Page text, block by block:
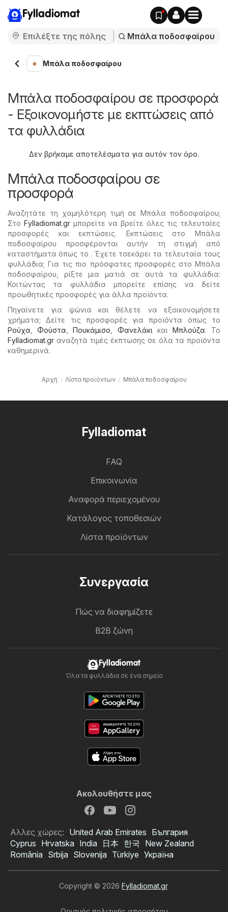
Fylladiomat
Μπάλα ποδοσφαίρου
Μπάλα ποδοσφαίρου σε προσφορά
- Εξοικονομήστε με εκπτώσεις από
τα φυλλάδια
Δεν βρήκαμε αποτελέσματα για αυτόν τον όρο.
Μπάλα ποδοσφαίρου σε
προσφορά
Αναζητάτε τη χαμηλότερη τιμή σε Μπάλα ποδοσφαίρου;
Στο Fylladiomat.gr μπορείτε να βρείτε όλες τις τελευταίες
προσφορές και εκπτώσεις. Εκπτώσεις στο Μπάλα
ποδοσφαίρου προσφέρονται αυτήν τη στιγμή από
καταστήματα όπως το . Έχετε τσεκάρει τα τελευταία τους
φυλλάδια; Για τις πιο πρόσφατες προσφορές στο Μπάλα
ποδοσφαίρου, ρίξτε μια ματιά σε αυτά τα φυλλάδια:
Κοιτώντας τα φυλλάδια μπορείτε επίσης να δείτε
προωθητικές προσφορές για άλλα προϊόντα.
Πηγαίνετε για ψώνια και θέλετε να εξοικονομήσετε
χρήματα; Δείτε τις προσφορές για προϊόντα όπως το
Ρούχα ,Φούστα ,Πουκάμισο Φανελάκι και Μπλούζα. Το
Fylladiomat.gr αναζητά τιμές έκπτωσης σε όλα τα προϊόντα
καθημερινά.
Αρχή Λίστα προϊόντων Μπάλα ποδοσφαίρου
Fylladiomat
FAQ
Επικοινωνία
Αναφορά περιεχομένου
Κατάλογος τοποθεσιών
Λίστα προϊόντων
Συνεργασία
Πώς να διαφημίζετε
B2B ζώνη
Fylladiomat
Όλα τα φυλλάδια σε ένα σημείο
Ακολουθήστε μας
Αλλες χώρες: United Arab Emirates България
Cyprus Hrvatska India 日本 한국 New Zealand
România Srbija Slovenija Türkiye Україна
Copyright © 2026 Fylladiomat.gr.